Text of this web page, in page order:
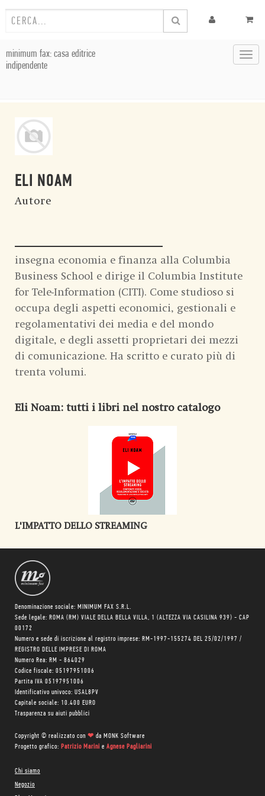
minimum fax: casa editrice
indipendente
ELI NOAM
Autore
insegna economia e finanza alla Columbia
Business School e dirige il Columbia Institute
for Tele-Information (CITI). Come studioso si
occupa degli aspetti economici, gestionali e
regolamentativi dei media e del mondo
digitale, e degli assetti proprietari dei mezzi
di comunicazione. Ha scritto e curato più di
trenta volumi.
Eli Noam: tutti i libri nel nostro catalogo
L'IMPATTO DELLO STREAMING
Denominazione sociale: MINIMUM FAX S.R.L.
Sede legale: ROMA (RM) VIALE DELLA BELLA VILLA, 1 (ALTEZZA VIA CASILINA 939) - CAP
00172
Numero e sede di iscrizione al registro imprese: RM-1997-155274 DEL 25/02/1997 /
REGISTRO DELLE IMPRESE DI ROMA
Numero Rea: RM - 864029
Codice fiscale: 05197951006
Partita IVA 05197951006
Identificativo univoco: USAL8PV
Capitale sociale: 10.400 EURO
Trasparenza su aiuti pubblici
Copyright © realizzato con ❤ da MONK Software
Progetto grafico: Patrizio Marini e Agnese Pagliarini
Chi siamo
Negozio